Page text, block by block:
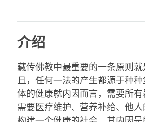
介绍
藏传佛教中最重要的一条原则
且，任何一法的产生都源于种
体的健康就内因而言，需要所
需要医疗维护、营养补给、他